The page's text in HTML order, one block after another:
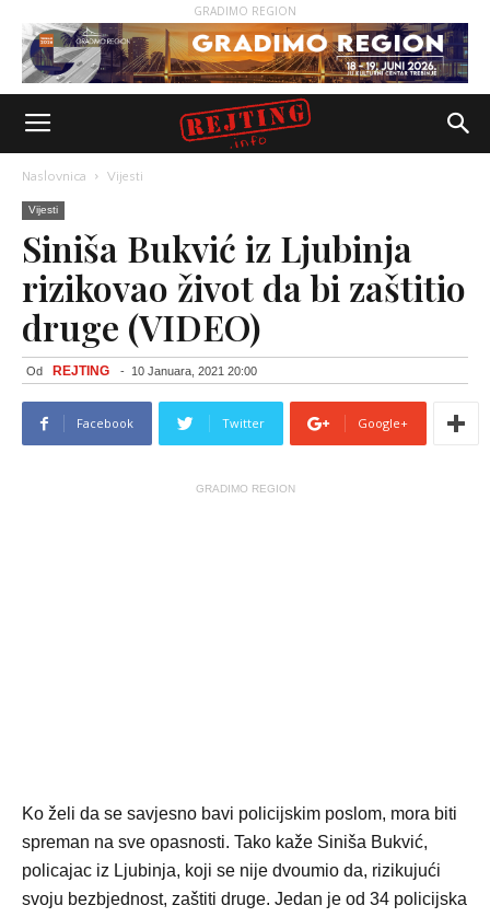
GRADIMO REGION
Naslovnica Vijesti
Vijesti
Siniša Bukvić iz Ljubinja
rizikovao život da bi zaštitio
druge (VIDEO)
Od REJTING - 10 Januara, 2021 20:00
Facebook Twitter Google+
GRADIMO REGION
Ko želi da se savjesno bavi policijskim poslom, mora biti
spreman na sve opasnosti. Tako kaže Siniša Bukvić,
policajac iz Ljubinja, koji se nije dvoumio da, rizikujući
svoju bezbjednost, zaštiti druge. Јedan je od 34 policijska